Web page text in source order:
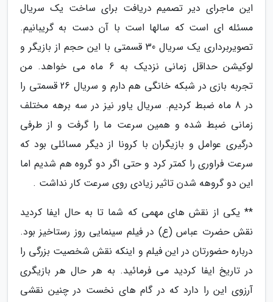
این ماجرای دیر تصمیم دریافت برای ساخت یک سریال
مسئله ای است که سالها است با آن دست به گریبانیم.
تصویربرداری یک سریال 30 قسمتی با این حجم از بازیگر و
لوکیشن حداقل زمانی نزدیک به 6 ماه می خواهد. من
تجربه بازی در شبکه خانگی هم دارم و سریال 26 قسمتی را
در 8 ماه ضبط کردیم. سریال یاور نیز در سه برهه مختلف
زمانی ضبط شده و همین سرعت ما را گرفت و از طرفی
درگیری عوامل و بازیگران با کرونا از دیگر مسائلی بود که
سرعت فراوری را کمتر کرد و حتی اگر دو گروه هم شدیم اما
این دو گروهه شدن تاثیر زیادی روی سرعت کار نداشت .
** یکی از نقش های مهمی که شما تا به حال ایفا کردید
نقش حضرت عباس (ع) در فیلم سینمایی روز رستاخیز بود.
درباره حضورتان در این فیلم و اینکه نقش شخصیت بزرگی را
در تاریخ ایفا کردید می فرمائید. به هر حال هر بازیگری
آرزوی این را دارد که در گام های نخست در چنین نقشی